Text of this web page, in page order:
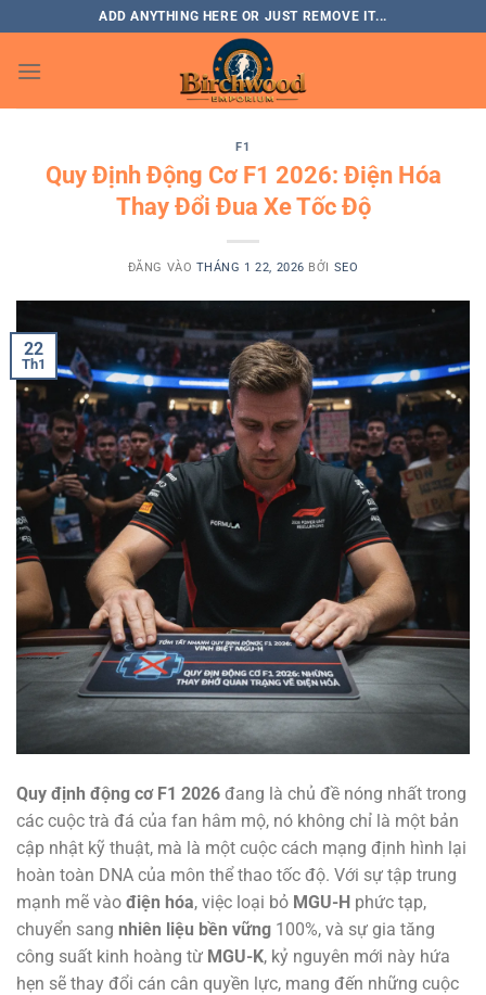
nội
ADD ANYTHING HERE OR JUST REMOVE IT...
F1
Quy Định Động Cơ F1 2026: Điện Hóa
Thay Đổi Đua Xe Tốc Độ
ĐĂNG VÀO THÁNG 1 22, 2026 BỞI SEO
22
Th1
Quy định động cơ F1 2026 đang là chủ đề nóng nhất trong
các cuộc trà đá của fan hâm mộ, nó không chỉ là một bản
cập nhật kỹ thuật, mà là một cuộc cách mạng định hình lại
hoàn toàn DNA của môn thể thao tốc độ. Với sự tập trung
mạnh mẽ vào điện hóa, việc loại bỏ MGU-H phức tạp,
chuyển sang nhiên liệu bền vững 100%, và sự gia tăng
công suất kinh hoàng từ MGU-K, kỷ nguyên mới này hứa
hẹn sẽ thay đổi cán cân quyền lực, mang đến những cuộc